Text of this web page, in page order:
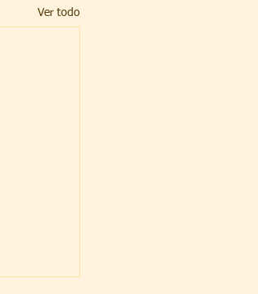
Ver todo